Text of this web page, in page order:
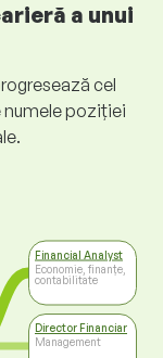
a unui
cel
numele poziției
Financial Analyst
Economie, finanțe,
contabilitate
Director Financiar
Management